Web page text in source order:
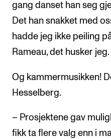
gang danset han seg
Det han snakket med
hadde jeg ikke peiling
Rameau, det husker jeg.
Og kammermusikken!
Hesselberg.
– Prosjektene gav
fikk ta flere valg enn i